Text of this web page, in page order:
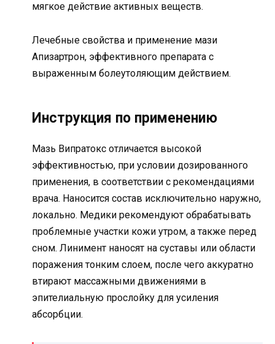
мягкое действие активных веществ.
Лечебные свойства и применение мази
Апизартрон, эффективного препарата с
выраженным болеутоляющим действием.
Инструкция по применению
Мазь Випратокс отличается высокой
эффективностью, при условии дозированного
применения, в соответствии с рекомендациями
врача. Наносится состав исключительно наружно,
локально. Медики рекомендуют обрабатывать
проблемные участки кожи утром, а также перед
сном. Линимент наносят на суставы или области
поражения тонким слоем, после чего аккуратно
втирают массажными движениями в
эпителиальную прослойку для усиления
абсорбции.